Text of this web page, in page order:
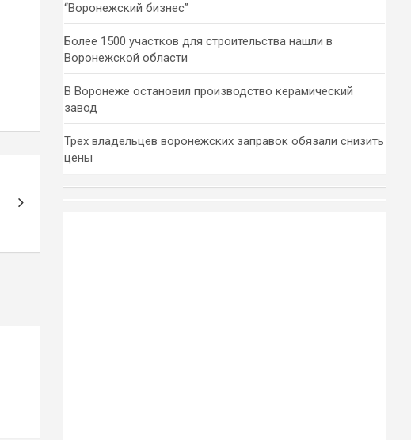
“Воронежский бизнес”
Более 1500 участков для строительства нашли в
Воронежской области
В Воронеже остановил производство керамический
завод
Трех владельцев воронежских заправок обязали снизить
цены